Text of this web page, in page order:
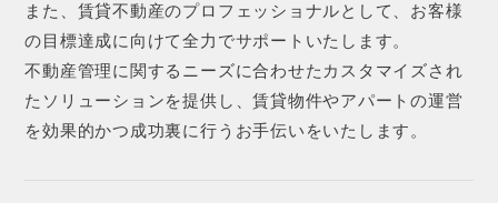
また、賃貸不動産のプロフェッショナルとして、お客様
の目標達成に向けて全力でサポートいたします。
不動産管理に関するニーズに合わせたカスタマイズされ
たソリューションを提供し、賃貸物件やアパートの運営
を効果的かつ成功裏に行うお手伝いをいたします。